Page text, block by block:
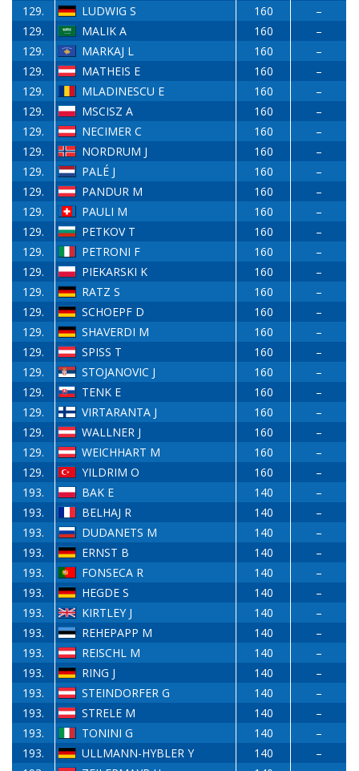
129.
LUDWIG S 160
–
129.
MALIK A 160
–
129.
MARKAJ L 160
–
129.
MATHEIS E 160
–
129.
MLADINESCU E 160
–
129.
MSCISZ A 160
–
129.
NECIMER C 160
–
129.
NORDRUM J 160
–
129.
PALÉ J 160
–
129.
PANDUR M 160
–
129.
PAULI M 160
–
129.
PETKOV T 160
–
129.
PETRONI F 160
–
129.
PIEKARSKI K 160
–
129.
RATZ S 160
–
129.
SCHOEPF D 160
–
129.
SHAVERDI M 160
–
129.
SPISS T 160
–
129.
STOJANOVIC J 160
–
129.
TENK E 160
–
129.
VIRTARANTA J 160
–
129.
WALLNER J 160
–
129.
WEICHHART M 160
–
129.
YILDRIM O 160
–
193.
BAK E 140
–
193.
BELHAJ R 140
–
193.
DUDANETS M 140
–
193.
ERNST B 140
–
193.
FONSECA R 140
–
193.
HEGDE S 140
–
193.
KIRTLEY J 140
–
193.
REHEPAPP M 140
–
193.
REISCHL M 140
–
193.
RING J 140
–
193.
STEINDORFER G 140
–
193.
STRELE M 140
–
193.
TONINI G 140
–
193.
ULLMANN-HYBLER Y 140
–